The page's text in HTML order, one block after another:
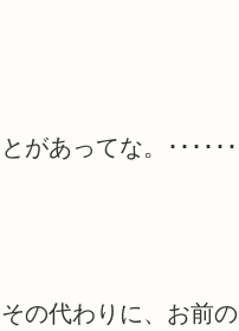
があってな。･･････
の代わりに、お前の